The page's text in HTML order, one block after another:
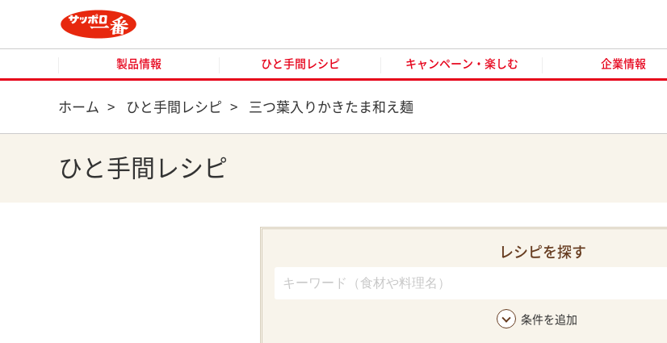
製品情報 ひと手間レシピ キャンペーン・楽しむ 企業情報
ホーム > ひと手間レシピ > 三つ葉入りかきたま和え麺
ひと手間レシピ
レシピを探す
条件を追加